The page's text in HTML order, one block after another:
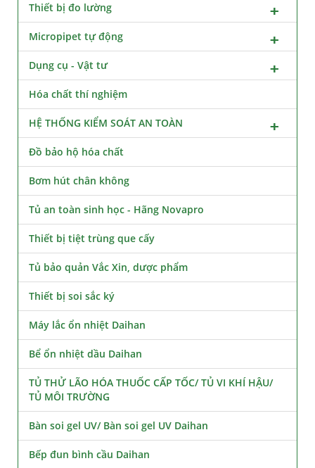
Thiết bị đo lường
Micropipet tự động
Dụng cụ - Vật tư
Hóa chất thí nghiệm
HỆ THỐNG KIỂM SOÁT AN TOÀN
Đồ bảo hộ hóa chất
Bơm hút chân không
Tủ an toàn sinh học - Hãng Novapro
Thiết bị tiệt trùng que cấy
Tủ bảo quản Vắc Xin, dược phẩm
Thiết bị soi sắc ký
Máy lắc ổn nhiệt Daihan
Bể ổn nhiệt dầu Daihan
TỦ THỬ LÃO HÓA THUỐC CẤP TỐC/ TỦ VI KHÍ HẬU/
TỦ MÔI TRƯỜNG
Bàn soi gel UV/ Bàn soi gel UV Daihan
Bếp đun bình cầu Daihan